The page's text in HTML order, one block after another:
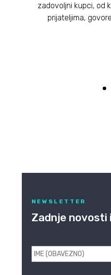
zadovoljni kupci, od
prijateljima,
NEWSLETTER
Zadnje novosti